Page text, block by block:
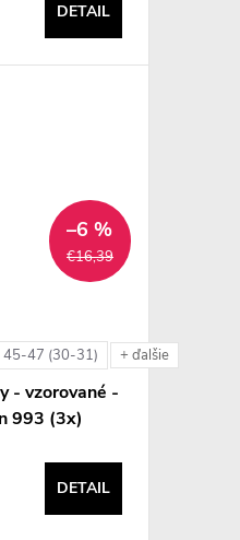
DETAIL
€16,39
–6 %
45-47 (30-31) + ďalšie
- vzorované -
993 (3x)
DETAIL